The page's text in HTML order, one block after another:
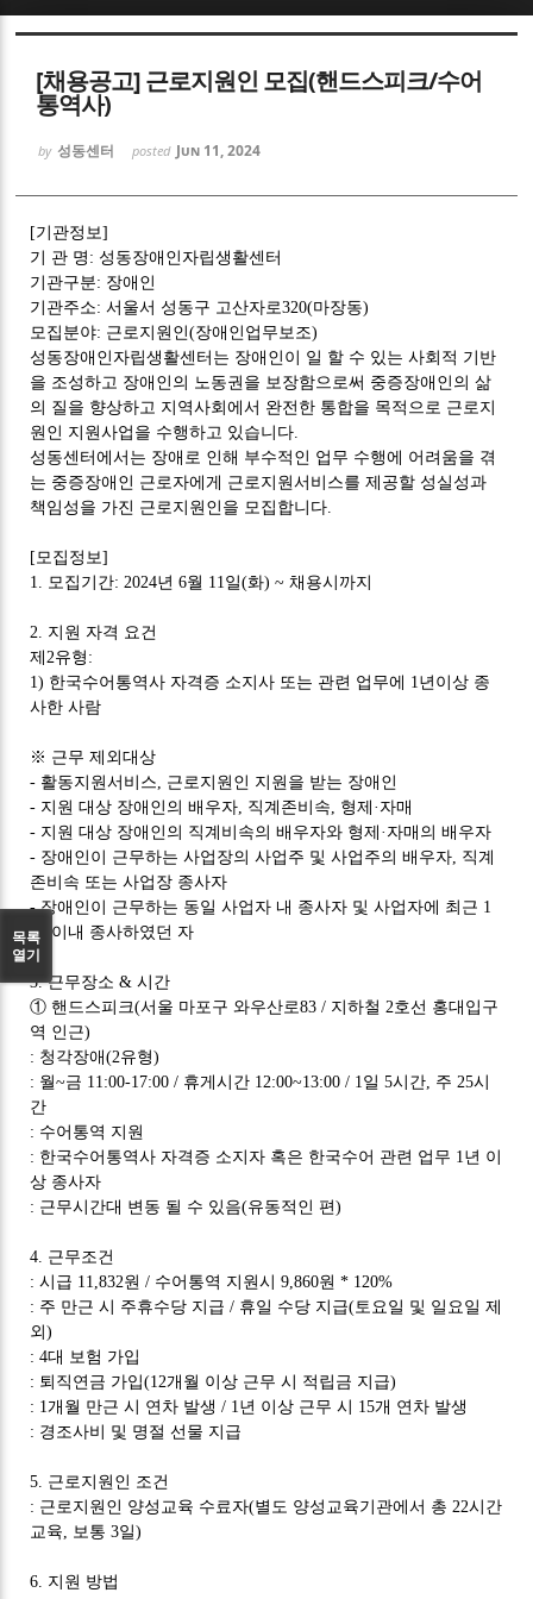
[채용공고] 근로지원인 모집(핸드스피크/수어
통역사)
by 성동센터 posted Jun 11, 2024
[기관정보]
기 관 명 : 성동장애인자립생활센터
기관구분: 장애인
기관주소:서울서 성동구 고산자로320(마장동)
모집분야: 근로지원인(장애인업무보조)
성동장애인자립생활센터는 장애인이 일 할 수 있는 사회적 기반
을 조성하고 장애인의 노동권을 보장함으로써 중증장애인의 삶
의 질을 향상하고 지역사회에서 완전한 통합을 목적으로 근로지
원인 지원사업을 수행하고 있습니다
성동센터에서는 장애로 인해 부수적인 업무 수행에 어려움을 겪
는 중증장애인 근로자에게 근로지원서비스를 제공할 성실성과
책임성을 가진 근로지원인을 모집합니다
[ 모집정보]
1.
모집기간: 2024년6월 11 일(화) ~ 채용시까지
2. 지원 자격 요건
제 2유형 :
1) 한국수어통역사 자격증 소지사 또는 관련 업무에 1 년이상 종
사한 사람
※ 근무 제외대상
- 활동지원서비스
근로지원인 지원을 받는 장애인
- 지원 대상 장애인의 배우자 직계존비속 형제 · 자매
- 지원 대상 장애인의 직계비속의 배우자와 형제 · 자매의 배우자
- 장애인이 근무하는 사업장의 사업주 및 사업주의 배우자 직계
존비속 또는 사업장 종사자
-장애인이 근무하는 동일 사업자 내 종사자 및 사업자에 최근 1
년 이내 종사하였던 자
3.근무장소&시간
① 핸드스피크(서울 마포구 와우산로83 / 지하철 2호선 홍대입구
역 인근)
: 청각장애(2유형)
: 월~금 11:00-17:00 / 휴게시간 12:00~13:00 / 1 일5시간 주 25시
간
: 수어통역 지원
: 한국수어통역사 자격증 소지자 혹은 한국수어 관련 업무 1 년 이
상 종사자
: 근무시간대 변동 될 수 있음(유동적인 편)
4. 근무조건
:시급 11,832원/ 수어통역 지원시9,860원* 120%
: 주 만근 시 주휴수당 지급/ 휴일 수당 지급(토요일 및 일요일 제
외)
: 4대 보험 가입
: 퇴직연금 가입(12개월 이상 근무 시 적립금 지급)
: 1 개월 만근 시 연차 발생/ 1 년 이상 근무 시 15개 연차 발생
: 경조사비 및 명절 선물 지급
5. 근로지원인 조건
: 근로지원인 양성교육 수료자(별도 양성교육기관에서 총 22시간
교육
보통3일)
6. 지원 방법
목록
열기
Sketchbook5, 스케치북5
Sketchbook5, 스케치북5